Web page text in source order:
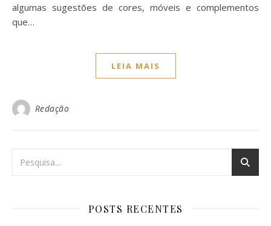
algumas sugestões de cores, móveis e complementos
que…
LEIA MAIS
Redação
POSTS RECENTES